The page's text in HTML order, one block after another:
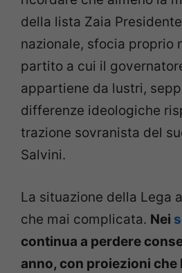
della lista Zaia
nazionale, sfocia proprio
partito a cui il
appartiene da lustri,
differenze ideologiche
trazione sovranista del
Salvini.
La situazione della Lega
che mai complicata. Nei
continua a perdere
anno, con proiezioni che